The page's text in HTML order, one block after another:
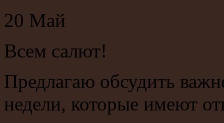
20 Май
Всем салют!
Предлагаю обсудить
недели, которые имеют